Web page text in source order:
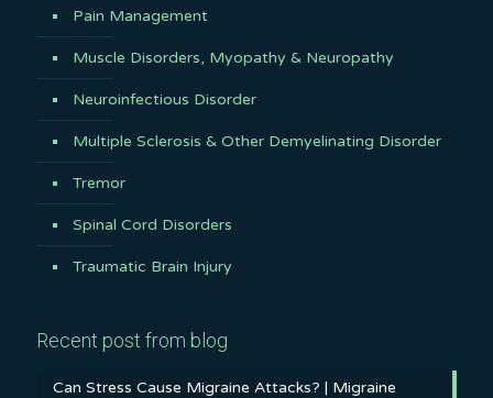
Pain Management
Muscle Disorders, Myopathy & Neuropathy
Neuroinfectious Disorder
Multiple Sclerosis & Other Demyelinating Disorder
Tremor
Spinal Cord Disorders
Traumatic Brain Injury
Recent post from blog
Can Stress Cause Migraine Attacks? | Migraine